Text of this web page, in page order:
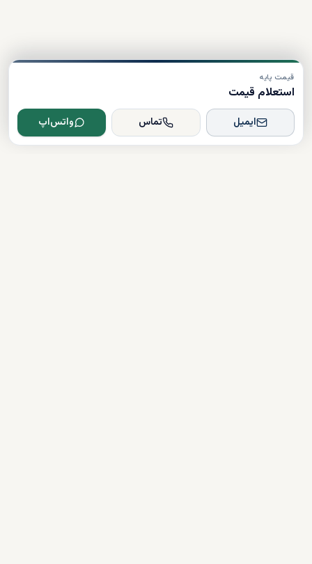
قیمت پایه
استعلام قیمت
ایمیل تماس واتس‌اپ